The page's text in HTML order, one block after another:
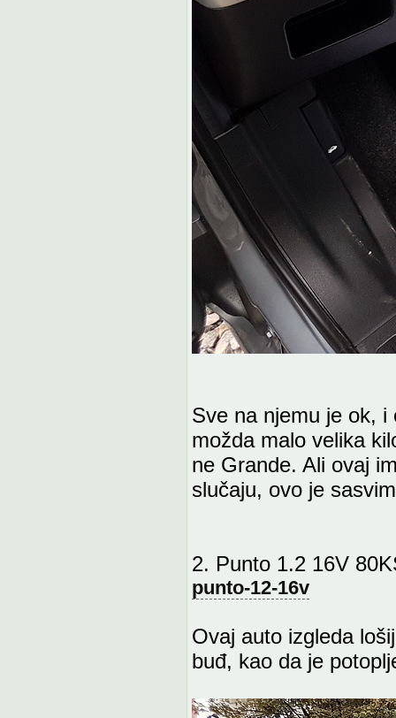
Sve na njemu je ok, i
možda malo velika
ne Grande. Ali ovaj
slučaju, ovo je
2. Punto 1.2 16V
punto-12-16v
Ovaj auto izgleda
buđ, kao da je